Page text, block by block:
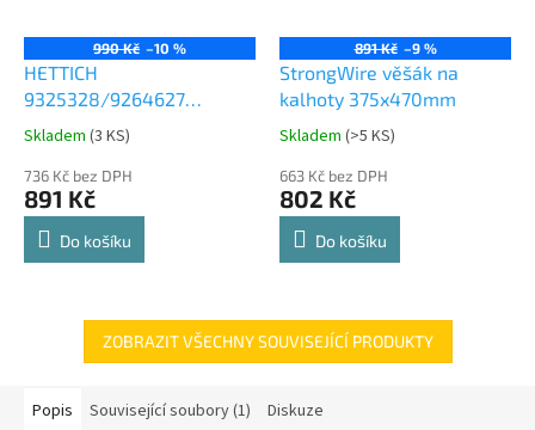
990 Kč –10 %
HETTICH
9325328/9264627
Comfort Spin 360° otočná
police 8kg
Průměrné
produktu
je
4,8
Skladem (3 KS)
736 Kč bez DPH
891 Kč
Do košíku
891 Kč –9 %
StrongWire věšák na
kalhoty 375x470mm
Průměrné
produktu
je
4,8
Skladem (>5 KS)
663 Kč bez DPH
802 Kč
Do košíku
ZOBRAZIT VŠECHNY SOUVISEJÍCÍ PRODUKTY
Popis Související soubory (1) Diskuze